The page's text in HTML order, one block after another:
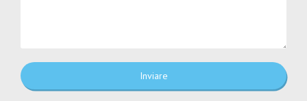
Inviare